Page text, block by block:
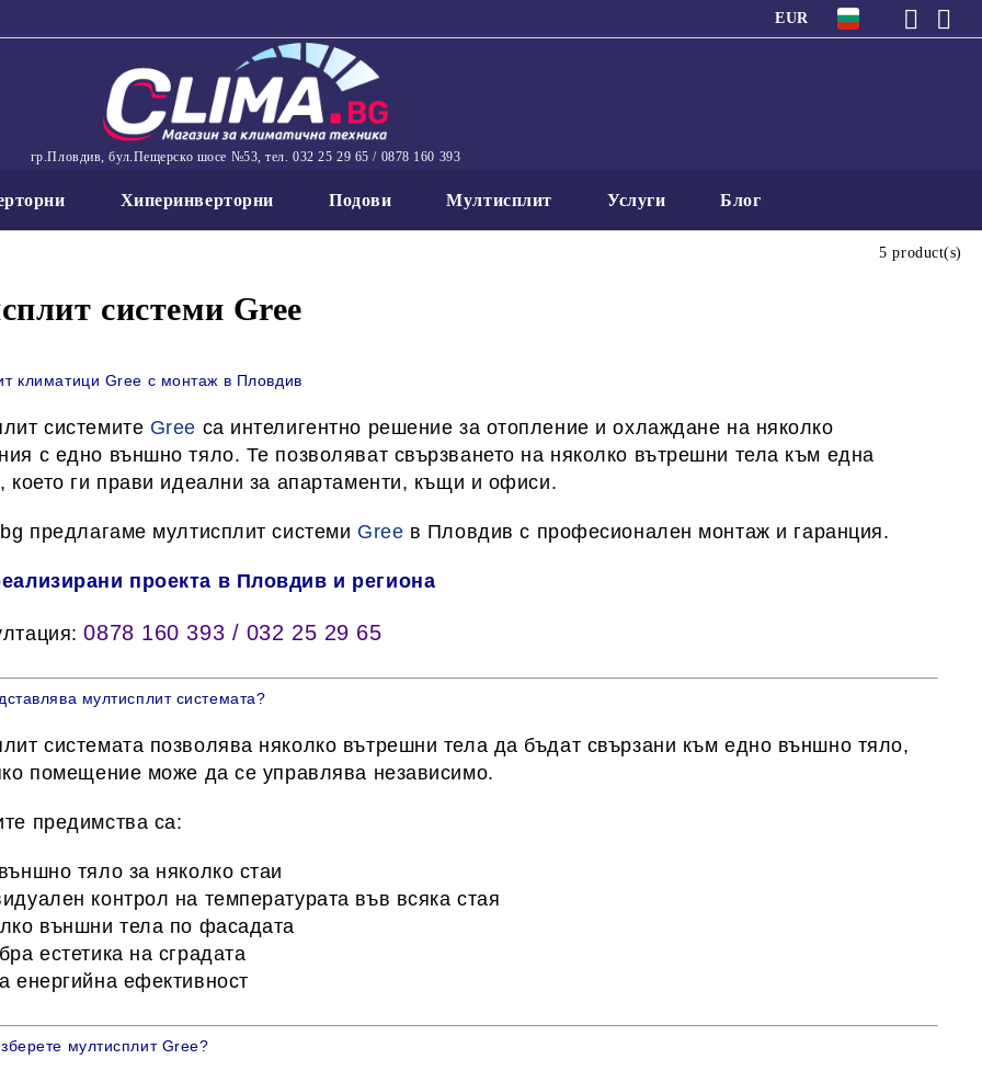
EUR
гр.Пловдив, бул.Пещерско шосе №53, тел. 032 25 29 65 / 0878 160 393
Хиперинверторни Подови Мултисплит Услуги Блог
системи Gree
климатици Gree с монтаж в Пловдив
системите Gree са интелигентно решение за отопление и охлаждане на няколко
с едно външно тяло. Те позволяват свързването на няколко вътрешни тела към една
което ги прави идеални за апартаменти, къщи и офиси.
предлагаме мултисплит системи Gree в Пловдив с професионален монтаж и гаранция.
проекта в Пловдив и региона
0878 160 393 / 032 25 29 65
мултисплит системата?
системата позволява няколко вътрешни тела да бъдат свързани към едно външно тяло,
помещение може да се управлява независимо.
предимства са:
тяло за няколко стаи
контрол на температурата във всяка стая
външни тела по фасадата
естетика на сградата
енергийна ефективност
мултисплит Gree?
5 product(s)